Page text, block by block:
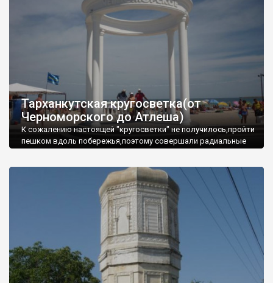
Тарханкутская кругосветка(от
Черноморского до Атлеша)
К сожалению настоящей "кругосветки" не получилось,пройти
пешком вдоль побережья,поэтому совершали радиальные